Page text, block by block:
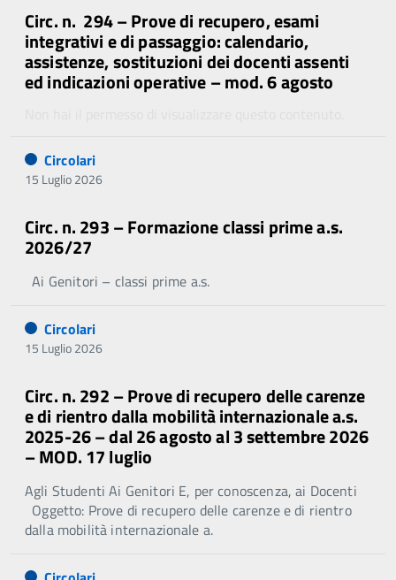
Circ. n. 294 – Prove di recupero, esami
integrativi e di passaggio: calendario,
assistenze, sostituzioni dei docenti assenti
ed indicazioni operative – mod. 6 agosto
Circolari
15 Luglio 2026
Circ. n. 293 – Formazione classi prime a.s.
2026/27
Ai Genitori – classi prime a.s.
Circolari
15 Luglio 2026
Circ. n. 292 – Prove di recupero delle carenze
e di rientro dalla mobilità internazionale a.s.
2025-26 – dal 26 agosto al 3 settembre 2026
– MOD. 17 luglio
Agli Studenti Ai Genitori E, per conoscenza, ai Docenti
Oggetto: Prove di recupero delle carenze e di rientro
dalla mobilità internazionale a.